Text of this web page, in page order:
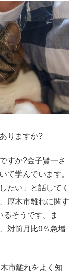
りますか?
すか?金子賢一さ
て学んでいます。
たい」と話してく
厚木市離れに関す
るそうです。ま
対前月比9％急増
市離れをよく知